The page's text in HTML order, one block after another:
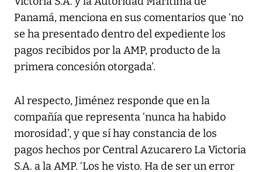
Panamá, menciona en sus comentarios que ‘no
se ha presentado dentro del expediente los
pagos recibidos por la AMP, producto de la
primera concesión otorgada’.
Al respecto, Jiménez responde que en la
compañía que representa ‘nunca ha habido
morosidad’, y que sí hay constancia de los
pagos hechos por Central Azucarero La Victoria
S.A. a la AMP. ‘Los he visto. Ha de ser un error